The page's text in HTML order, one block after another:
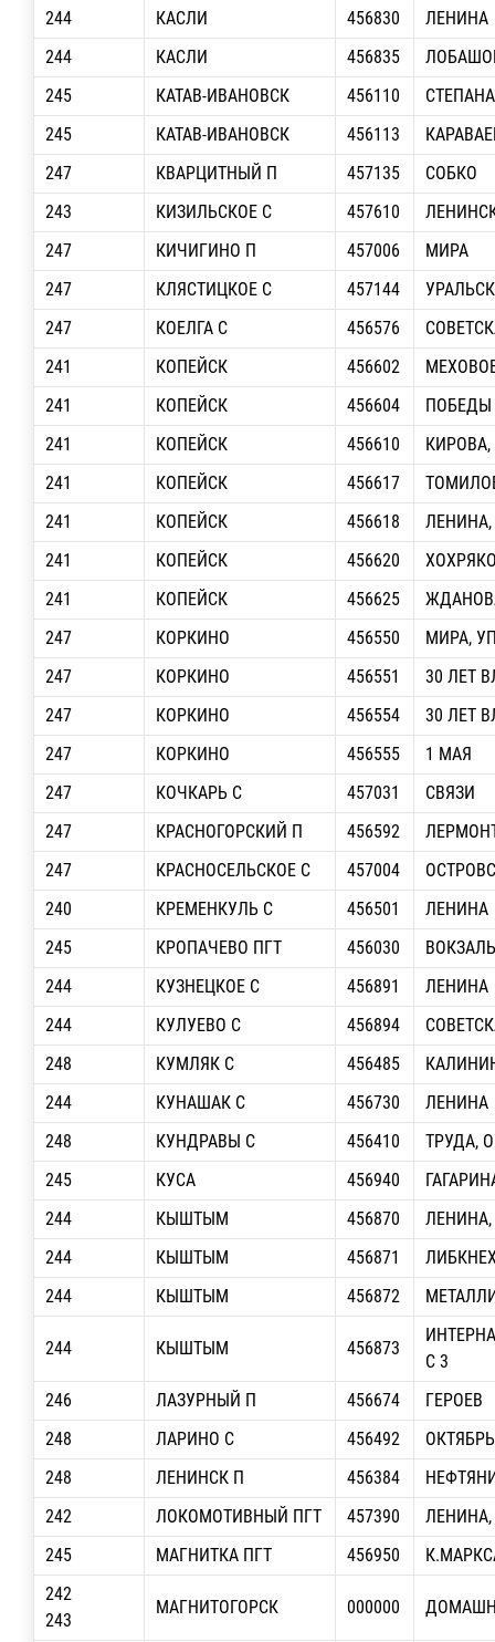
244 КАСЛИ 456830
ЛЕНИНА
244
КАСЛИ 456835
245
КАТАВ-ИВАНОВСК 456110
245
КАТАВ-ИВАНОВСК 456113
247
КВАРЦИТНЫЙ П 457135
СОБКО
243
КИЗИЛЬСКОЕ С 457610
247
КИЧИГИНО П 457006
МИРА
247
КЛЯСТИЦКОЕ С 457144
247
КОЕЛГА С 456576
241
КОПЕЙСК 456602
241
КОПЕЙСК 456604
ПОБЕДЫ
241
КОПЕЙСК 456610
КИРОВА,
241
КОПЕЙСК 456617
241
КОПЕЙСК 456618
241
КОПЕЙСК 456620
241
КОПЕЙСК 456625
247
КОРКИНО 456550
МИРА,
247
КОРКИНО 456551
30 ЛЕТ
247
КОРКИНО 456554
30 ЛЕТ
247
КОРКИНО 456555
1 МАЯ
247
КОЧКАРЬ С 457031
СВЯЗИ
247
КРАСНОГОРСКИЙ П 456592
247
КРАСНОСЕЛЬСКОЕ С 457004
240
КРЕМЕНКУЛЬ С 456501
ЛЕНИНА
245
КРОПАЧЕВО ПГТ 456030
244
КУЗНЕЦКОЕ С 456891
ЛЕНИНА
244
КУЛУЕВО С 456894
248
КУМЛЯК С 456485
244
КУНАШАК С 456730
ЛЕНИНА
248
КУНДРАВЫ С 456410
ТРУДА,
245
КУСА 456940
244
КЫШТЫМ 456870
244
КЫШТЫМ 456871
244
КЫШТЫМ 456872
244 КЫШТЫМ 456873
С 3
246
ЛАЗУРНЫЙ П 456674
ГЕРОЕВ
248
ЛАРИНО С 456492
248
ЛЕНИНСК П 456384
242
ЛОКОМОТИВНЫЙ ПГТ 457390
245
МАГНИТКА ПГТ 456950
242
243
МАГНИТОГОРСК 000000